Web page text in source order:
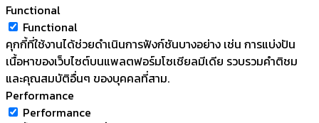
Functional
Functional
คุกกี้ที่ใช้งานได้ช่วยดำเนินการฟังก์ชันบางอย่าง เช่น การแบ่งปัน
เนื้อหาของเว็บไซต์บนแพลตฟอร์มโซเชียลมีเดีย รวบรวมคำติชม
และคุณสมบัติอื่นๆ ของบุคคลที่สาม.
Performance
Performance